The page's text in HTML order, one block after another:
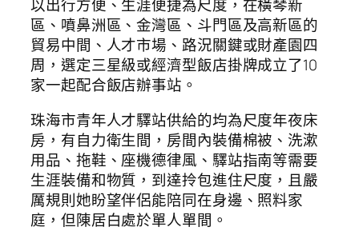
以出行方便、生涯便捷為尺度，在橫琴新
區、噴鼻洲區、金灣區、斗門區及高新區的
貿易中間、人才市場、路況關鍵或財產園四
周，選定三星級或經濟型飯店掛牌成立了10
家一起配合飯店辦事站。
珠海市青年人才驛站供給的均為尺度年夜床
房，有自力衛生間，房間內裝備棉被、洗漱
用品、拖鞋、座機德律風、驛站指南等需要
生涯裝備和物質，到達拎包進住尺度，且嚴
厲規則她盼望伴侶能陪同在身邊、照料家
庭，但陳居白處於單人單間。